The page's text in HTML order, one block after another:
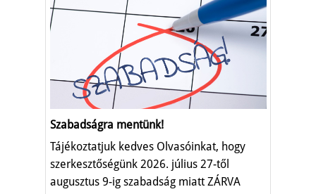
Szabadságra mentünk!
Tájékoztatjuk kedves Olvasóinkat, hogy
szerkesztőségünk 2026. július 27-től
augusztus 9-ig szabadság miatt ZÁRVA